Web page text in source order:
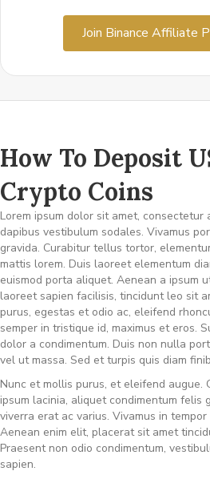
Join Binance Affiliate
How To Deposit
Crypto Coins
Lorem ipsum dolor sit amet, consectetur
dapibus vestibulum sodales. Vivamus
gravida. Curabitur tellus tortor,
mattis lorem. Duis laoreet elementum
euismod porta aliquet. Aenean a ipsum
laoreet sapien facilisis, tincidunt leo sit
purus, egestas et odio ac, eleifend
semper in tristique id, maximus et eros.
dolor a condimentum. Duis non nulla
vel ut massa. Sed et turpis quis diam
Nunc et mollis purus, et eleifend augue.
ipsum lacinia, aliquet condimentum felis
viverra erat ac varius. Vivamus in
Aenean enim elit, placerat sit amet
Praesent non odio condimentum,
sapien.